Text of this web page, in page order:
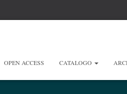
OPEN ACCESS CATALOGO